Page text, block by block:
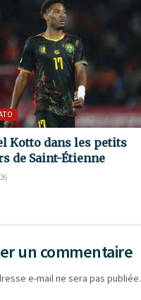
Kotto dans les petits
de Saint-Étienne
un commentaire
e-mail ne sera pas publiée.